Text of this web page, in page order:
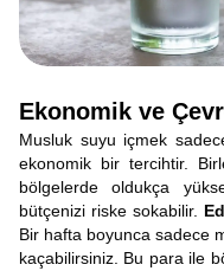
Ekonomik ve
Musluk suyu içmek
ekonomik bir tercihtir.
bölgelerde oldukça
bütçenizi riske sokabilir.
Bir hafta boyunca sadece
kaçabilirsiniz. Bu para ile